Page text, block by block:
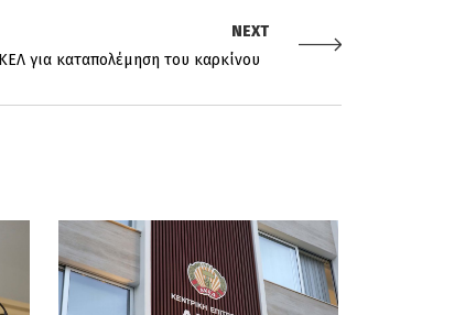
NEXT
για καταπολέμηση του καρκίνου